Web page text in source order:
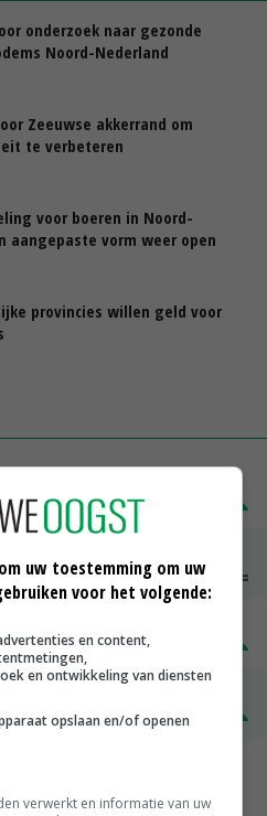
onderzoek naar gezonde
Noord-Nederland
Zeeuwse akkerrand om
te verbeteren
voor boeren in Noord-
aangepaste vorm weer open
provincies willen geld voor
€ 269,00
€ 1,09~ € 1,11
€ 197,00
€ 345,00 € 20,00
uw toestemming om uw
voor het volgende:
en content,
en ontwikkeling van diensten
opslaan en/of openen
verwerkt en informatie van uw